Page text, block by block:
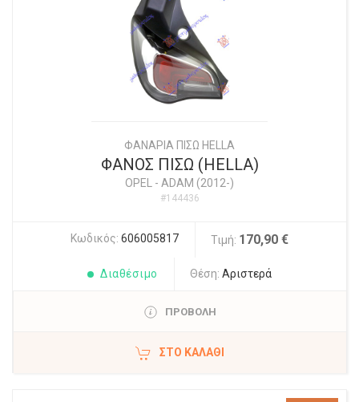
ΦΑΝΑΡΙΑ ΠΙΣΩ HELLA
ΦΑΝΟΣ ΠΙΣΩ (HELLA)
OPEL - ADAM (2012-)
#144436
Κωδικός: 606005817 Τιμή: 170,90 €
Διαθέσιμο Θέση: Αριστερά
ΠΡΟΒΟΛΗ
ΣΤΟ ΚΑΛΆΘΙ